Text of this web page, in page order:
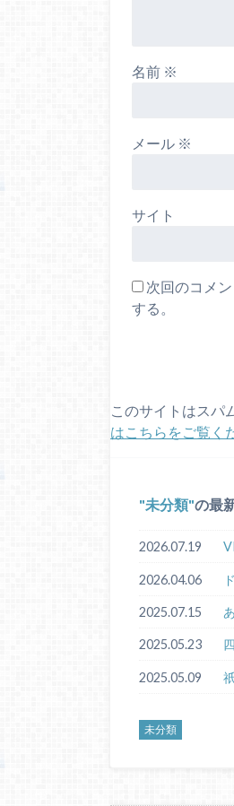
名前 ※
メール ※
サイト
次回のコメ
する。
このサイトはスパ
はこちらをご覧く
未分類 の最
2026.07.19
2026.04.06
2025.07.15
2025.05.23
2025.05.09
未分類